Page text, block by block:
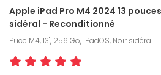
Apple iPad Pro M4 2024 13
sidéral - Reconditionné
Puce M4, 13", 256 Go, iPadOS, Noir sidéral